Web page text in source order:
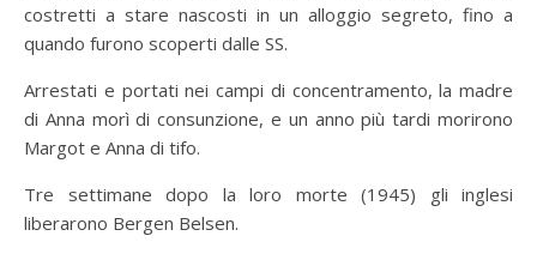
costretti a stare nascosti in un alloggio segreto, fino a
quando furono scoperti dalle SS.
Arrestati e portati nei campi di concentramento, la madre
di Anna morì di consunzione, e un anno più tardi morirono
Margot e Anna di tifo.
Tre settimane dopo la loro morte (1945) gli inglesi
liberarono Bergen Belsen.